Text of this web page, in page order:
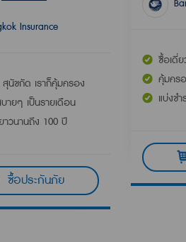
Insurance
นัขกัด เราก็คุ้มครอง
บายๆ เป็นรายเดือน
าวนานถึง 100 ปี
ซื้อประกันภัย
ซื้อเดี่
คุ้มคร
แบ่งช